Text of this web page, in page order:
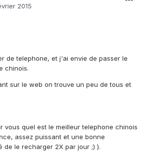
2015
de telephone, et j'ai envie de passer le
chinois.
sur le web on trouve un peu de tous et
vous quel est le meilleur telephone chinois
assez puissant et une bonne
de le recharger 2X par jour ;) ).